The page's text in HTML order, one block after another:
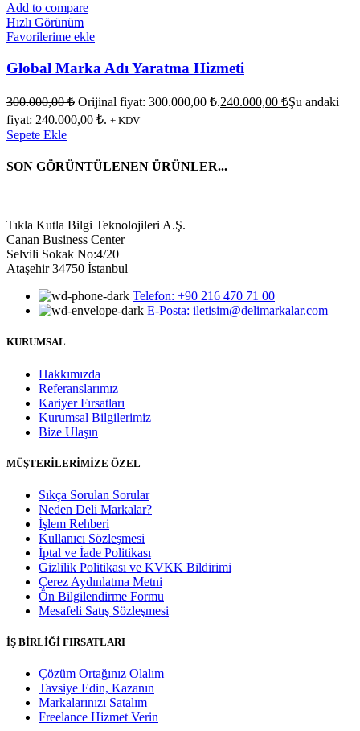
Add to compare
Hızlı Görünüm
Favorilerime ekle
Global Marka Adı Yaratma Hizmeti
300.000,00₺ Orijinal fiyat: 300.000,00 ₺.240.000,00 ₺Şu andaki
fiyat: 240.000,00 ₺. + KDV
Sepete Ekle
SON GÖRÜNTÜLENEN ÜRÜNLER...
Tıkla Kutla Bilgi Teknolojileri A.Ş.
Canan Business Center
Selvili Sokak No:4/20
Ataşehir 34750 İstanbul
Telefon: +90 216 470 71 00
E-Posta: iletisim@delimarkalar.com
KURUMSAL
Hakkımızda
Referanslarımız
Kariyer Fırsatları
Kurumsal Bilgilerimiz
Bize Ulaşın
MÜŞTERİLERİMİZE ÖZEL
Sıkça Sorulan Sorular
Neden Deli Markalar?
İşlem Rehberi
Kullanıcı Sözleşmesi
İptal ve İade Politikası
Gizlilik Politikası ve KVKK Bildirimi
Çerez Aydınlatma Metni
Ön Bilgilendirme Formu
Mesafeli Satış Sözleşmesi
İŞ BİRLİĞİ FIRSATLARI
Çözüm Ortağınız Olalım
Tavsiye Edin, Kazanın
Markalarınızı Satalım
Freelance Hizmet Verin